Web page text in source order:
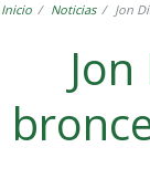
Inicio Noticias Jon